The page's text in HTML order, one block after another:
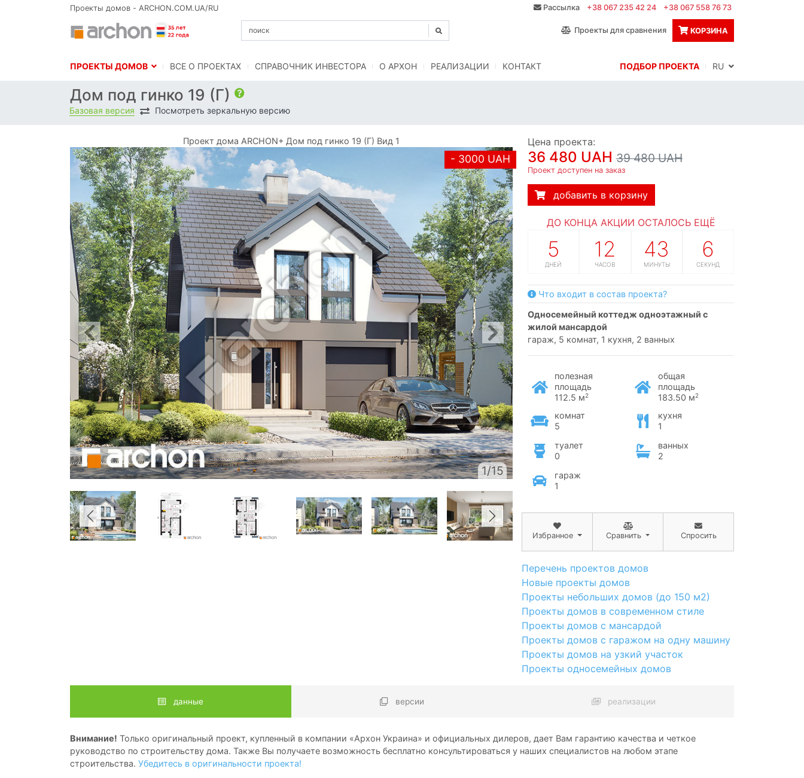
Проекты домов - ARCHON.COM.UA/RU Рассылка +38 067 235 42 24 +38 067 558 76 73
Проекты для сравнения КОРЗИНА
ПРОЕКТЫ ДОМОВ BСЕ О ПРОЕКТАХ СПРАВОЧНИК ИНВЕСТОРА O АРХОН РЕАЛИЗАЦИИ КОНТАКТ ПОДБОР ПРОЕКТА
Дом под гинко 19 (Г)
Базовая версия Посмотреть зеркальную версию
Проект дома ARCHON+ Дом под гинко 19 (Г) Вид 1
- 3000 UAH
1/15
Цена проекта:
36 480 UAH 39 480 UAH
Проект доступен на заказ
добавить в корзину
ДО КОНЦА АКЦИИ ОСТАЛОСЬ ЕЩЁ
5
ДНЕЙ
12
ЧАСОВ
43
МИНУТЫ
5
СЕКУНД
Что входит в состав проекта?
односемейный коттедж одноэтажный с
жилой мансардой
гараж, 5 комнат, 1 кухня, 2 ванных
полезная
площадь
112.5 м2
общая
площадь
183.50 м2
комнат
5
кухня
1
туалет
0
ванных
2
гараж
1
Избранное Сравнить Спросить
Перечень проектов домов
Новые проекты домов
Проекты небольших домов (до 150 м2)
Проекты домов в современном стиле
Проекты домов с мансардой
Проекты домов с гаражом на одну машину
Проекты домов на узкий участок
Проекты односемейных домов
данные версии реализации
Внимание! Только оригинальный проект, купленный в компании «Архон Украина» и официальных дилеров, дает Вам гарантию качества и четкое
руководство по строительству дома. Также Вы получаете возможность бесплатно консультироваться у наших специалистов на любом этапе
строительства. Убедитесь в оригинальности проекта!